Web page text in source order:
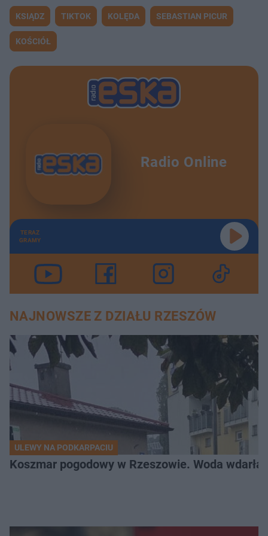
KSIĄDZ TIKTOK KOLĘDA SEBASTIAN PICUR
KOŚCIÓŁ
Radio Online
TERAZ
GRAMY
NAJNOWSZE Z DZIAŁU RZESZÓW
ULEWY NA PODKARPACIU
Koszmar pogodowy w Rzeszowie. Woda